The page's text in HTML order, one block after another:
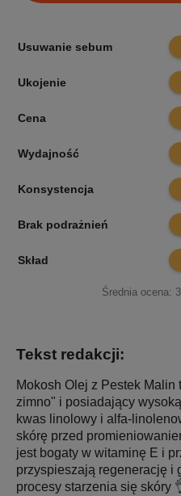
Usuwanie sebum 7.8
Ukojenie 7.9
Cena 7
Wydajność 7.6
Konsystencja 7.8
Brak podrażnień 7.5
Skład 8.1
Średnia ocena:
Tekst redakcji:
Mokosh Olej z Pestek Malin
zimno" i posiadający
kwas linolowy i alfa-
skórę przed
jest bogaty w witaminę E i
przyspieszają regenerację i
procesy starzenia się skóry